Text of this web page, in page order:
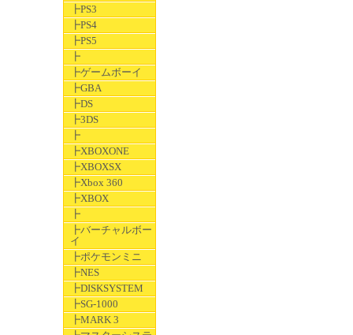
┣PS3
┣PS4
┣PS5
┣
┣ゲームボーイ
┣GBA
┣DS
┣3DS
┣
┣XBOXONE
┣XBOXSX
┣Xbox 360
┣XBOX
┣
┣バーチャルボー
イ
┣ポケモンミニ
┣NES
┣DISKSYSTEM
┣SG-1000
┣MARK 3